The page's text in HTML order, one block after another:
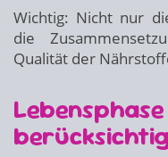
Wichtig: Nicht nur
die
Qualität der